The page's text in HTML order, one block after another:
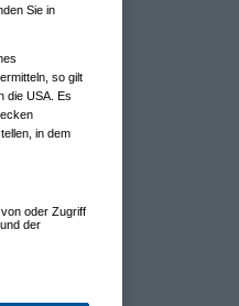
Sie in
so gilt
die USA. Es
in dem
oder Zugriff
der